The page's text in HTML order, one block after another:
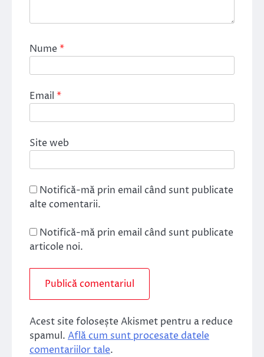
Nume*
Email *
Site web
Notifică-mă prin email când sunt publicate
alte comentarii.
Notifică-mă prin email când sunt publicate
articole noi.
Acest site folosește Akismet pentru a reduce
spamul. Află cum sunt procesate datele
comentariilor tale.